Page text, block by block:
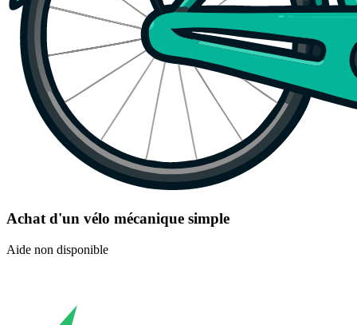
Achat d'un vélo mécanique simple
Aide non disponible